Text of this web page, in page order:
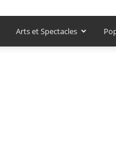
Arts et Spectacles